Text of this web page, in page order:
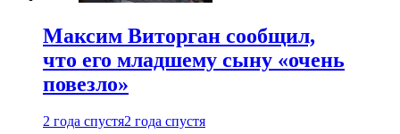
Максим Виторган сообщил,
что его младшему сыну «очень
повезло»
2 года спустя2 года спустя